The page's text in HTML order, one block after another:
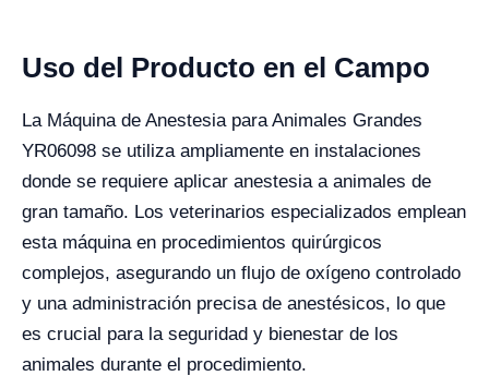
Uso del Producto en el Campo
La Máquina de Anestesia para Animales Grandes
YR06098 se utiliza ampliamente en instalaciones
donde se requiere aplicar anestesia a animales de
gran tamaño. Los veterinarios especializados emplean
esta máquina en procedimientos quirúrgicos
complejos, asegurando un flujo de oxígeno controlado
y una administración precisa de anestésicos, lo que
es crucial para la seguridad y bienestar de los
animales durante el procedimiento.